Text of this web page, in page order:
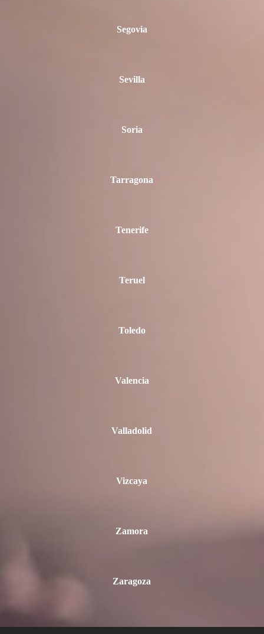
Segovia
Sevilla
Soria
Tarragona
Tenerife
Teruel
Toledo
Valencia
Valladolid
Vizcaya
Zamora
Zaragoza